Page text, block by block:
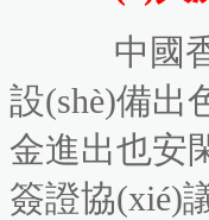
中國香
設(shè)備出色
金進出也安
簽證協(xié)議